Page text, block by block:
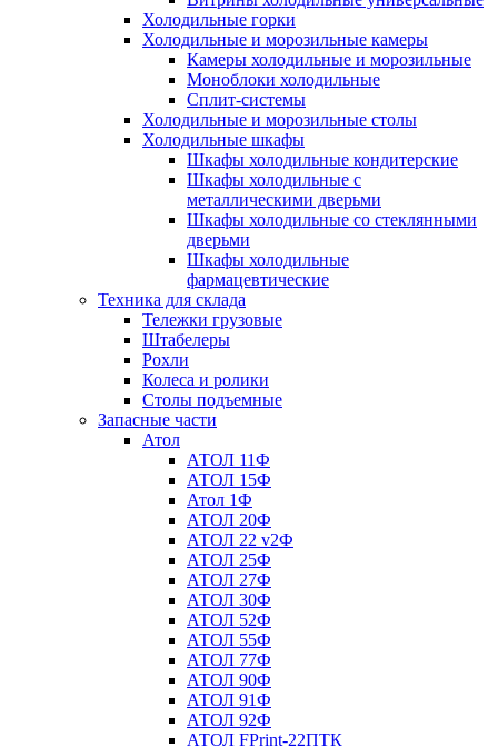
Холодильные горки
Холодильные и морозильные камеры
Камеры холодильные и морозильные
Моноблоки холодильные
Сплит-системы
Холодильные и морозильные столы
Холодильные шкафы
Шкафы холодильные кондитерские
Шкафы холодильные с
металлическими дверьми
Шкафы холодильные со стеклянными
дверьми
Шкафы холодильные
фармацевтические
Техника для склада
Тележки грузовые
Штабелеры
Рохли
Колеса и ролики
Столы подъемные
Запасные части
Атол
АТОЛ 11Ф
АТОЛ 15Ф
Атол 1Ф
АТОЛ 20Ф
АТОЛ 22 v2Ф
АТОЛ 25Ф
АТОЛ 27Ф
АТОЛ 30Ф
АТОЛ 52Ф
АТОЛ 55Ф
АТОЛ 77Ф
АТОЛ 90Ф
АТОЛ 91Ф
АТОЛ 92Ф
АТОЛ FPrint-22ПТК